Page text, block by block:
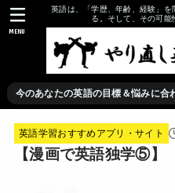
英語は、「学歴、年齢、経験」
る。そして、その可能
今のあなたの英語の目標＆悩みに合
MENU
英語学習おすすめアプリ・サイト
【漫画で英語独学⑤】